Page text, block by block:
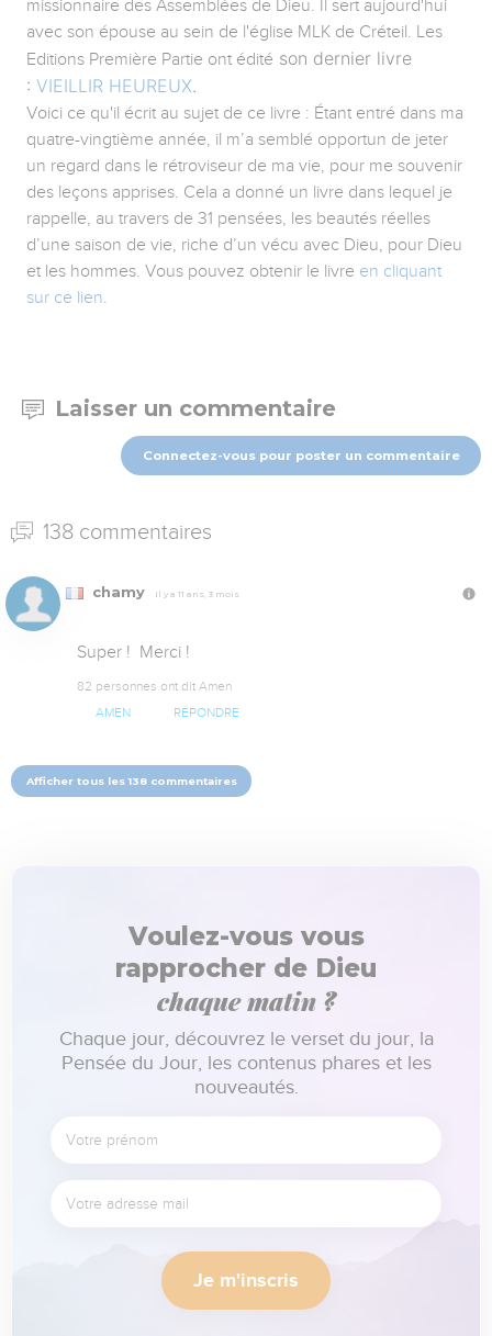
missionnaire des Assemblées de Dieu. Il sert aujourd'hui
avec son épouse au sein de l'église MLK de Créteil. Les
Editions Première Partie ont édité son dernier livre
: VIEILLIR HEUREUX.
Voici ce qu'il écrit au sujet de ce livre : Étant entré dans ma
quatre-vingtième année, il m’a semblé opportun de jeter
un regard dans le rétroviseur de ma vie, pour me souvenir
des leçons apprises. Cela a donné un livre dans lequel je
rappelle, au travers de 31 pensées, les beautés réelles
d’une saison de vie, riche d’un vécu avec Dieu, pour Dieu
et les hommes. Vous pouvez obtenir le livre en cliquant
sur ce lien.
Laisser un commentaire
Connectez-vous pour poster un commentaire
138 commentaires
chamy Il y a 11 ans, 3 mois
Super !  Merci !
82 personnes ont dit Amen
AMEN RÉPONDRE
Afficher tous les 138 commentaires
Voulez-vous vous
rapprocher de Dieu
chaque matin ?
Chaque jour, découvrez le verset du jour, la
Pensée du Jour, les contenus phares et les
nouveautés.
Je m'inscris